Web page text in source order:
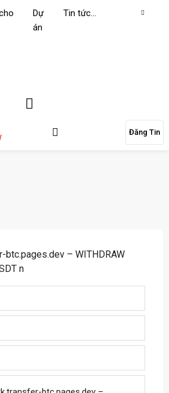
Dự
án
Tin tức…
Đăng Tin
btc.pages.dev – WITHDRAW
n